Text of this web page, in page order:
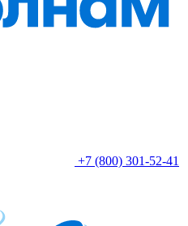
+7 (800) 301-52-41